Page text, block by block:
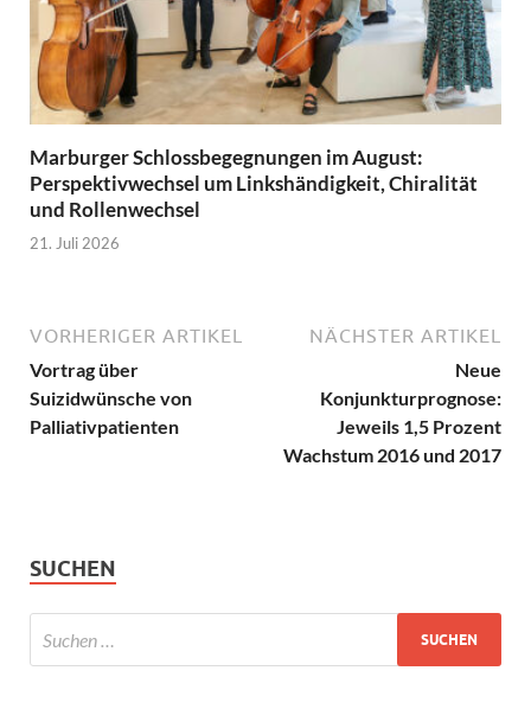
Marburger Schlossbegegnungen im August:
Perspektivwechsel um Linkshändigkeit, Chiralität
und Rollenwechsel
21. Juli 2026
VORHERIGER ARTIKEL
Vortrag über
Suizidwünsche von
Palliativpatienten
NÄCHSTER ARTIKEL
Neue
Konjunkturprognose:
Jeweils 1,5 Prozent
Wachstum 2016 und 2017
SUCHEN